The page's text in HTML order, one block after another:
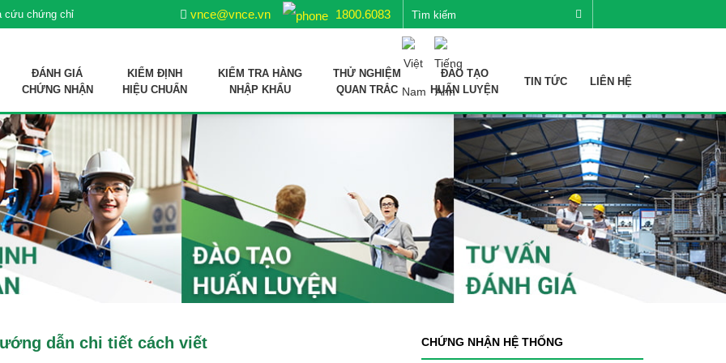
cứu chứng chỉ vnce@vnce.vn 1800.6083
ĐÁNH GIÁ
CHỨNG NHẬN
KIỂM ĐỊNH
HIỆU CHUẨN
KIỂM TRA HÀNG
NHẬP KHẨU
THỬ NGHIỆM
QUAN TRẮC
ĐÀO TẠO
HUẤN LUYỆN
TIN TỨC LIÊN HỆ
dẫn chi tiết cách viết CHỨNG NHẬN HỆ THỐNG